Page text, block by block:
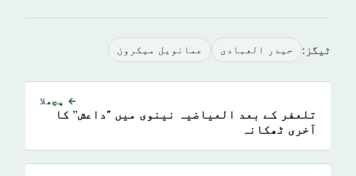
ٹیگز: حیدر العبادی عمانویل میکرون
← پچھلا
تلعفر کے بعد العیاضیہ نینوی میں "داعش” کا
آخری ٹھکانہ